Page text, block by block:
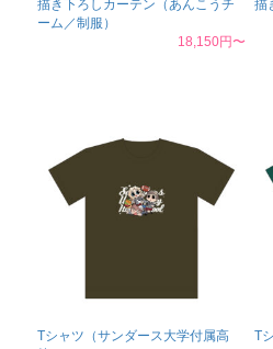
描き下ろしカーテン（あんこうチ
ーム／制服）
18,150円〜
描
Tシャツ（サンダース大学付属高
T